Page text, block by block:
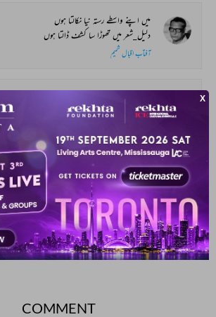
میں اپنے واسطے رستہ نیا نکالتا ہوں
دلیل_شعر میں تھوڑا سا کشف ڈالتا ہوں
آفتاب اقبال شمیم
عشق میں برباد ہونے پر پشیمانی تو ہے
پھر بھی میری قدر_و_قیمت اس نے پہچانی تو ہے
پھر ترے قول_و_قسم یاد آئے
تری چاہت کے ستم یاد آئے
سلیم بیتاب
SHOW MORE SUGGESTIONS
COMMENT